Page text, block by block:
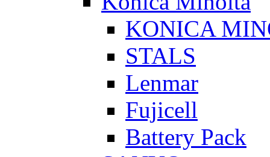
KONICA
STALS
Lenmar
Fujicell
Battery Pack